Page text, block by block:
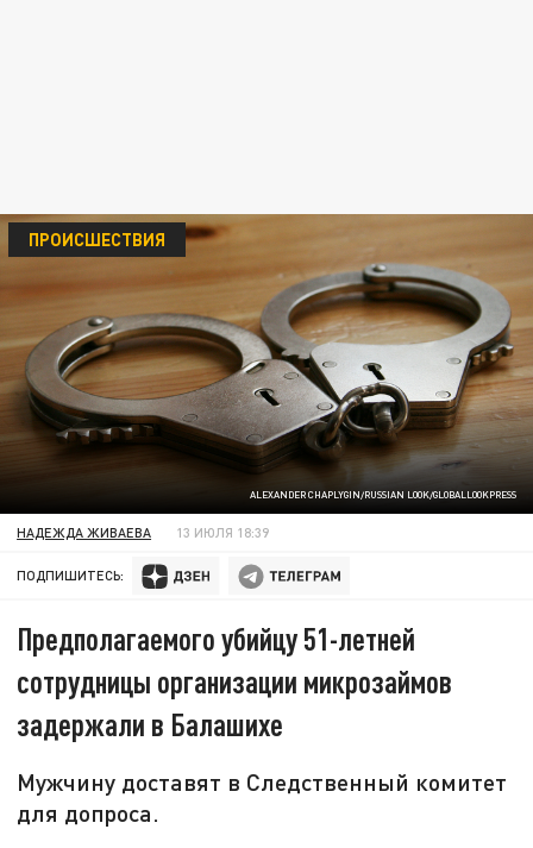
ALEXANDER CHAPLYGIN/RUSSIAN LOOK/GLOBALLOOKPRESS
ПРОИСШЕСТВИЯ
НАДЕЖДА ЖИВАЕВА 13 ИЮЛЯ 18:39
ПОДПИШИТЕСЬ:
Предполагаемого убийцу 51-летней
сотрудницы организации микрозаймов
задержали в Балашихе
Мужчину доставят в Следственный комитет
для допроса.